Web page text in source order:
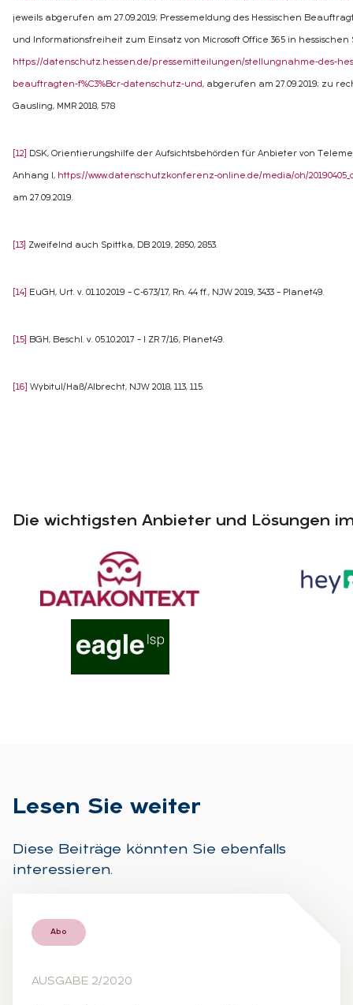
Die wichtigsten Anbieter und Lösungen
jeweils abgerufen am 27.09.2019; Pressemeldung des Hessischen
und Informationsfreiheit zum Einsatz von Microsoft Office 365 in hessischen
https://datenschutz.hessen.de/pressemitteilungen/stellungnahme-des-
beauftragten-f%C3%Bcr-datenschutz-und, abgerufen am 27.09.2019; zu
Gausling, MMR 2018, 578
[12] DSK, Orientierungshilfe der Aufsichtsbehörden für Anbieter von
Anhang I, https://www.datenschutzkonferenz-online.de/media/oh/
am 27.09.2019.
[13] Zweifelnd auch Spittka, DB 2019, 2850, 2853.
[14] EuGH, Urt. v. 01.10.2019 – C-673/17, Rn. 44 ff., NJW 2019, 3433 – Planet49.
[15] BGH, Beschl. v. 05.10.2017 – I ZR 7/16, Planet49.
[16] Wybitul/Haß/Albrecht, NJW 2018, 113, 115.
Le­sen Sie wei­ter
Diese Beiträge könnten Sie ebenfalls
interessieren.
Abo
AUSGABE 2/2020